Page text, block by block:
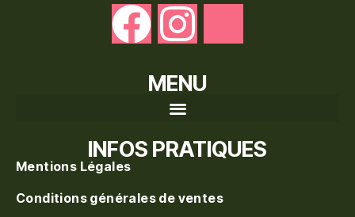
MENU
INFOS PRATIQUES
Mentions Légales
Conditions générales de ventes